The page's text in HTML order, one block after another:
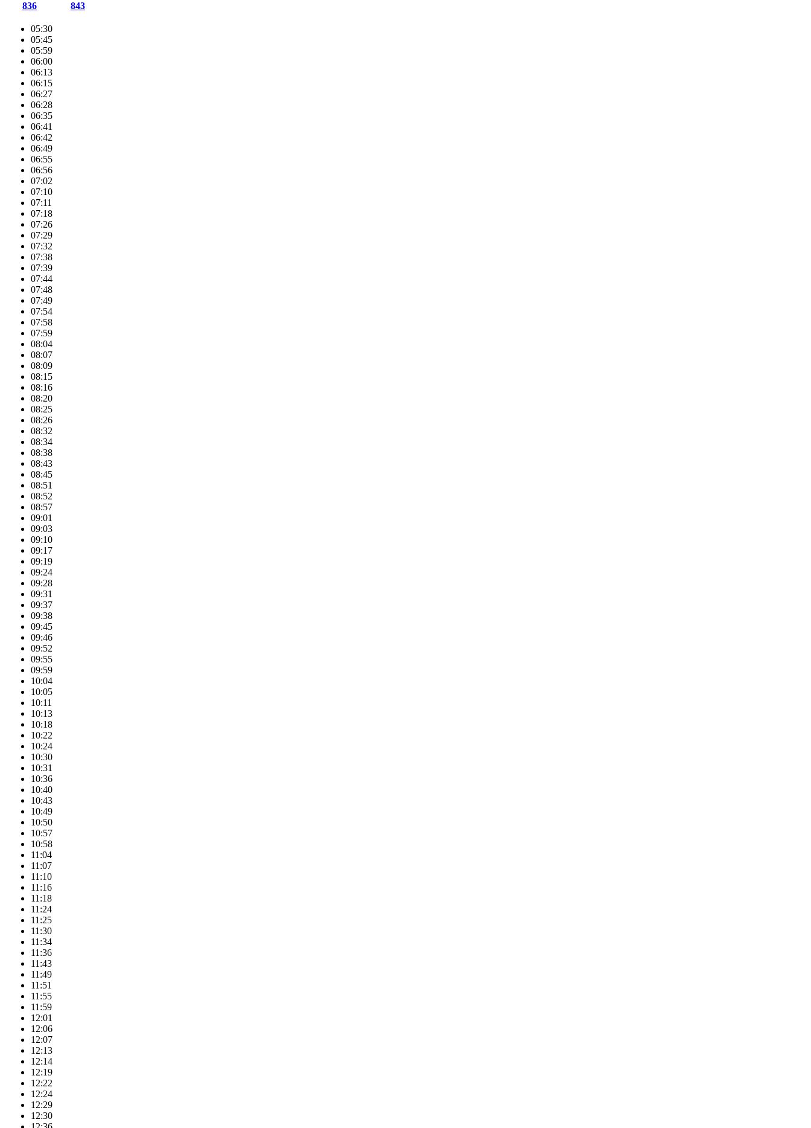
836 843
05:30
05:45
05:59
06:00
06:13
06:15
06:27
06:28
06:35
06:41
06:42
06:49
06:55
06:56
07:02
07:10
07:11
07:18
07:26
07:29
07:32
07:38
07:39
07:44
07:48
07:49
07:54
07:58
07:59
08:04
08:07
08:09
08:15
08:16
08:20
08:25
08:26
08:32
08:34
08:38
08:43
08:45
08:51
08:52
08:57
09:01
09:03
09:10
09:17
09:19
09:24
09:28
09:31
09:37
09:38
09:45
09:46
09:52
09:55
09:59
10:04
10:05
10:11
10:13
10:18
10:22
10:24
10:30
10:31
10:36
10:40
10:43
10:49
10:50
10:57
10:58
11:04
11:07
11:10
11:16
11:18
11:24
11:25
11:30
11:34
11:36
11:43
11:49
11:51
11:55
11:59
12:01
12:06
12:07
12:13
12:14
12:19
12:22
12:24
12:29
12:30